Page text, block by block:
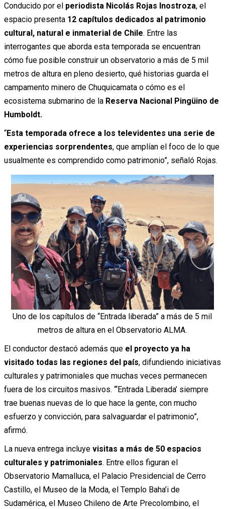
Conducido por el periodista Nicolás Rojas Inostroza, el
espacio presenta 12 capítulos dedicados al patrimonio
cultural, natural e inmaterial de Chile. Entre las
interrogantes que aborda esta temporada se encuentran
cómo fue posible construir un observatorio a más de 5 mil
metros de altura en pleno desierto, qué historias guarda el
campamento minero de Chuquicamata o cómo es el
ecosistema submarino de la Reserva Nacional Pingüino de
Humboldt.
“Esta temporada ofrece a los televidentes una serie de
experiencias sorprendentes, que amplían el foco de lo que
usualmente es comprendido como patrimonio”, señaló Rojas.
Uno de los capítulos de “Entrada liberada” a más de 5 mil
metros de altura en el Observatorio ALMA.
El conductor destacó además que el proyecto ya ha
visitado todas las regiones del país, difundiendo iniciativas
culturales y patrimoniales que muchas veces permanecen
fuera de los circuitos masivos. “‘Entrada Liberada’ siempre
trae buenas nuevas de lo que hace la gente, con mucho
esfuerzo y convicción, para salvaguardar el patrimonio”,
afirmó.
La nueva entrega incluye visitas a más de 50 espacios
culturales y patrimoniales. Entre ellos figuran el
Observatorio Mamalluca, el Palacio Presidencial de Cerro
Castillo, el Museo de la Moda, el Templo Baha’i de
Sudamérica, el Museo Chileno de Arte Precolombino, el